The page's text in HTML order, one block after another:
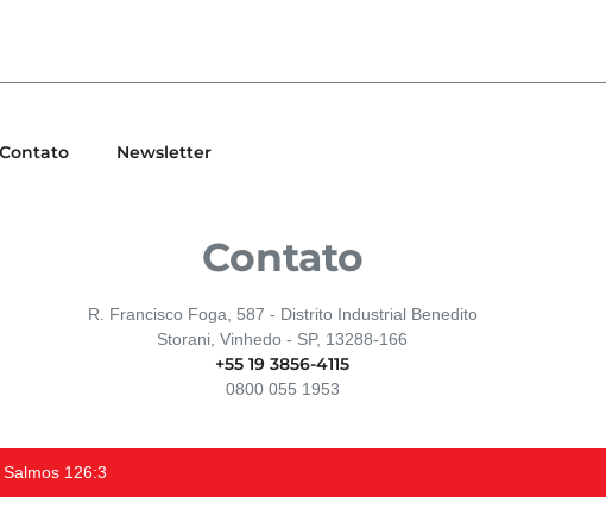
Contato Newsletter
Contato
R. Francisco Foga, 587 - Distrito Industrial Benedito
Storani, Vinhedo - SP, 13288-166
+55 19 3856-4115
0800 055 1953
126:3